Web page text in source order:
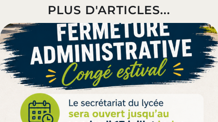
PLUS D'ARTICLES...